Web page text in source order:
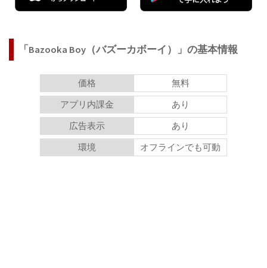
「Bazooka Boy（バズーカボーイ）」の基本情報
価格
無料
アプリ内課金
あり
広告表示
あり
環境
オフラインでも可動